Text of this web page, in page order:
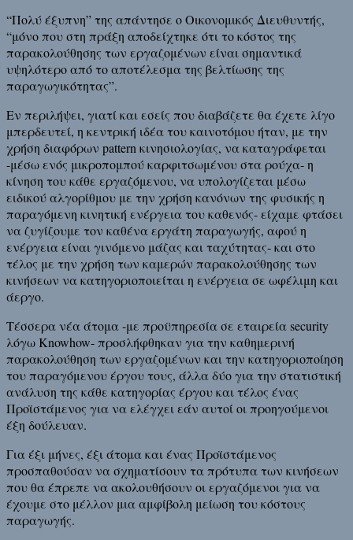
“Πολύ έξυπνη” της απάντησε ο Οικονομικός Διευθυντής,
“μόνο που στη πράξη αποδείχτηκε ότι το κόστος της
παρακολούθησης των εργαζομένων είναι σημαντικά
υψηλότερο από το αποτέλεσμα της βελτίωσης της
παραγωγικότητας”.
Εν περιλήψει, γιατί και εσείς που διαβάζετε θα έχετε λίγο
μπερδευτεί, η κεντρική ιδέα του καινοτόμου ήταν, με την
χρήση διαφόρων pattern κινησιολογίας, να καταγράφεται
-μέσω ενός μικροπομπού καρφιτσωμένου στα ρούχα- η
κίνηση του κάθε εργαζόμενου, να υπολογίζεται μέσω
ειδικού αλγορίθμου με την χρήση κανόνων της φυσικής η
παραγόμενη κινητική ενέργεια του καθενός- είχαμε φτάσει
να ζυγίζουμε τον καθένα εργάτη παραγωγής, αφού η
ενέργεια είναι γινόμενο μάζας και ταχύτητας- και στο
τέλος με την χρήση των καμερών παρακολούθησης των
κινήσεων να κατηγοριοποιείται η ενέργεια σε ωφέλιμη και
άεργο.
Τέσσερα νέα άτομα -με προϋπηρεσία σε εταιρεία security
λόγω Knowhow- προσλήφθηκαν για την καθημερινή
παρακολούθηση των εργαζομένων και την κατηγοριοποίηση
του παραγόμενου έργου τους, άλλα δύο για την στατιστική
ανάλυση της κάθε κατηγορίας έργου και τέλος ένας
Προϊστάμενος για να ελέγχει εάν αυτοί οι προηγούμενοι
έξη δούλευαν.
Για έξι μήνες, έξι άτομα και ένας Προϊστάμενος
προσπαθούσαν να σχηματίσουν τα πρότυπα των κινήσεων
που θα έπρεπε να ακολουθήσουν οι εργαζόμενοι για να
έχουμε στο μέλλον μια αμφίβολη μείωση του κόστους
παραγωγής.